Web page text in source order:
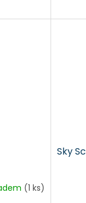
(1 ks)
Sky